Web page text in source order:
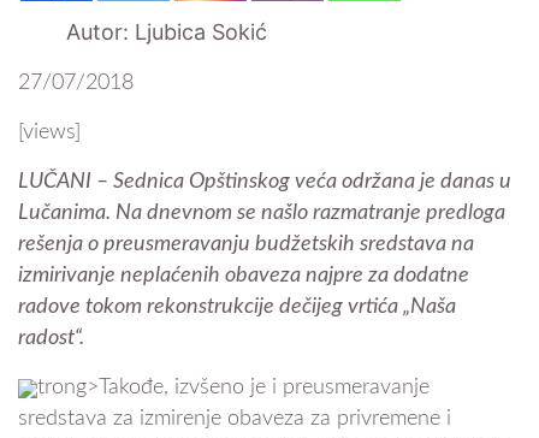
Autor: Ljubica Sokić
27/07/2018
[views]
LUČANI – Sednica Opštinskog veća održana je danas u
Lučanima. Na dnevnom se našlo razmatranje predloga
rešenja o preusmeravanju budžetskih sredstava na
izmirivanje neplaćenih obaveza najpre za dodatne
radove tokom rekonstrukcije dečijeg vrtića „Naša
radost“.
trong>Takođe, izvšeno je i preusmeravanje
sredstava za izmirenje obaveza za privremene i